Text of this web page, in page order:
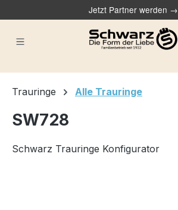
Jetzt Partner werden →
Trauringe Alle Trauringe
SW728
Schwarz Trauringe Konfigurator